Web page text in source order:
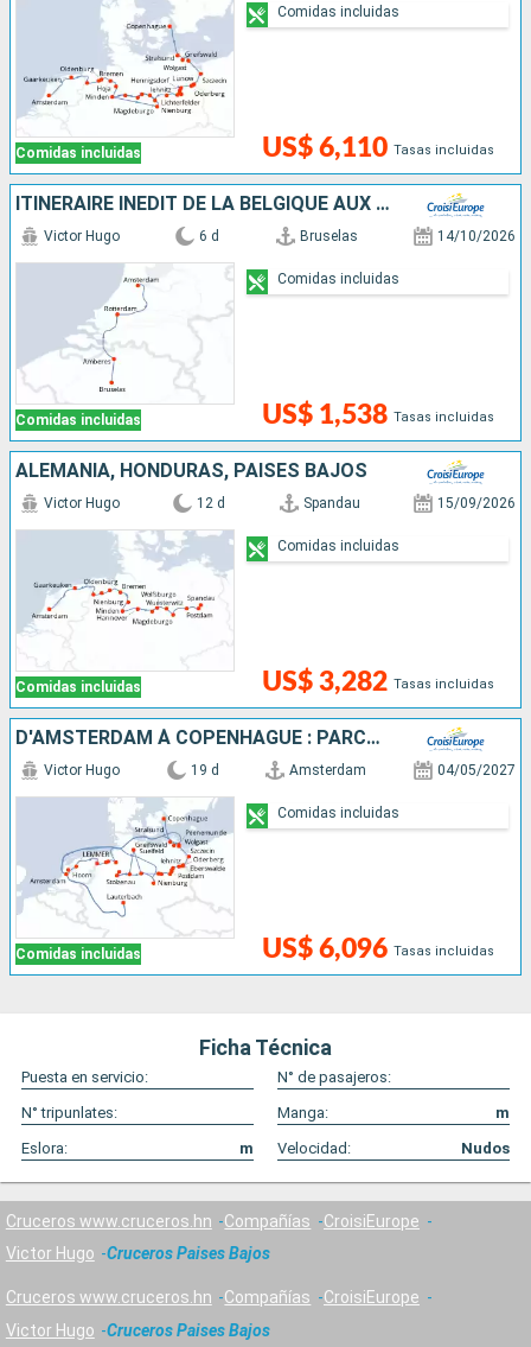
Comidas incluidas US$ 6,110 Tasas incluidas
Comidas incluidas
ITINÉRAIRE INÉDIT DE LA BELGIQUE AUX PAYS-BAS
Comidas incluidas
Victor Hugo 6 d Bruselas 14/10/2026
US$ 1,538 Tasas incluidas
Comidas incluidas
ALEMANIA, HONDURAS, PAISES BAJOS
Comidas incluidas
Victor Hugo 12 d Spandau 15/09/2026
US$ 3,282 Tasas incluidas
Comidas incluidas
D'AMSTERDAM À COPENHAGUE : PARCOUREZ LES CANAUX DU NORD EN CROISIÈRE, L'ELBE, LA HAVEL, L'ODER ET LA MER BALTIQUE
Comidas incluidas
Victor Hugo 19 d Amsterdam 04/05/2027
US$ 6,096 Tasas incluidas
Comidas incluidas
Ficha Técnica
Puesta en servicio:
N° de pasajeros:
N° tripunlates:
Manga:
m
Eslora:
m Velocidad: Nudos
Cruceros www.cruceros.hn Compañías
CroisiEurope
Victor Hugo
Cruceros Paises Bajos
Cruceros www.cruceros.hn Compañías
CroisiEurope
Victor Hugo
Cruceros Paises Bajos